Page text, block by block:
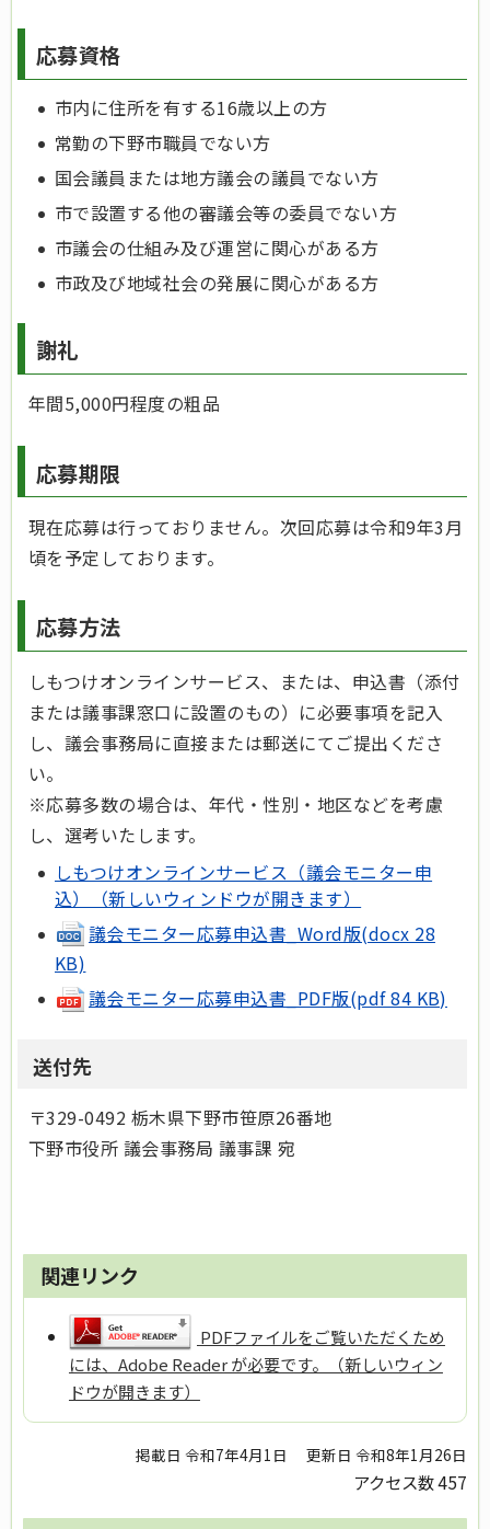
応募資格
市内に住所を有する16歳以上の方
常勤の下野市職員でない方
国会議員または地方議会の議員でない方
市で設置する他の審議会等の委員でない方
市議会の仕組み及び運営に関心がある方
市政及び地域社会の発展に関心がある方
謝礼
年間5,000円程度の粗品
応募期限
現在応募は行っておりません。次回応募は令和9年3月
頃を予定しております。
応募方法
しもつけオンラインサービス、または、申込書（添付
または議事課窓口に設置のもの）に必要事項を記入
し、議会事務局に直接または郵送にてご提出くださ
い。
※応募多数の場合は、年代・性別・地区などを考慮
し、選考いたします。
しもつけオンラインサービス（議会モニター申
込）（新しいウィンドウが開きます）
議会モニター応募申込書_Word版(docx 28
KB)
議会モニター応募申込書_PDF版(pdf 84 KB)
送付先
〒329-0492 栃木県下野市笹原26番地
下野市役所 議会事務局 議事課 宛
関連リンク
PDFファイルをご覧いただくため
には、Adobe Reader が必要です。（新しいウィン
ドウが開きます）
掲載日 令和7年4月1日 更新日 令和8年1月26日
アクセス数457